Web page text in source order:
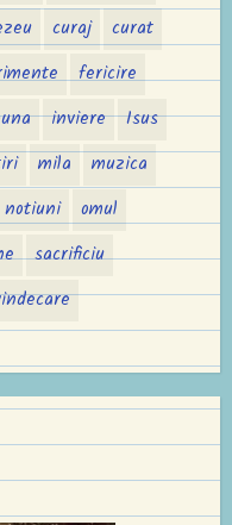
curaj
curat
fericire
inviere
Isus
mila
muzica
notiuni
omul
sacrificiu